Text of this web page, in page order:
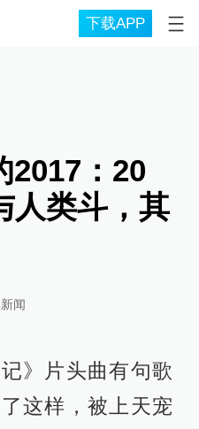
下载APP
2017：20
人类斗，其
闻
》片头曲有句歌
这样，被上天宠